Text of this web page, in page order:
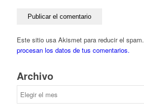
Este sitio usa Akismet para reducir el spam.
procesan los datos de tus comentarios.
Archivo